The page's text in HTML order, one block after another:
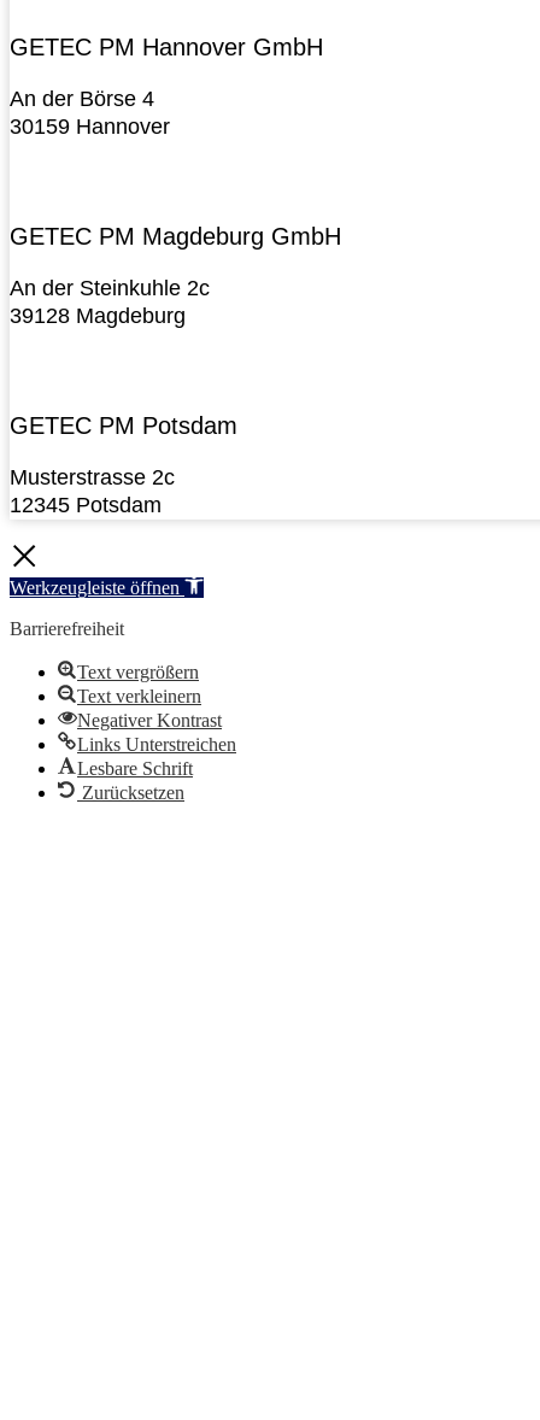
GETEC PM Hannover GmbH
An der Börse 4
30159 Hannover
GETEC PM Magdeburg GmbH
An der Steinkuhle 2c
39128 Magdeburg
GETEC PM Potsdam
Musterstrasse 2c
12345 Potsdam
Werkzeugleiste öffnen
Barrierefreiheit
Text vergrößern
Text verkleinern
Negativer Kontrast
Links Unterstreichen
Lesbare Schrift
Zurücksetzen